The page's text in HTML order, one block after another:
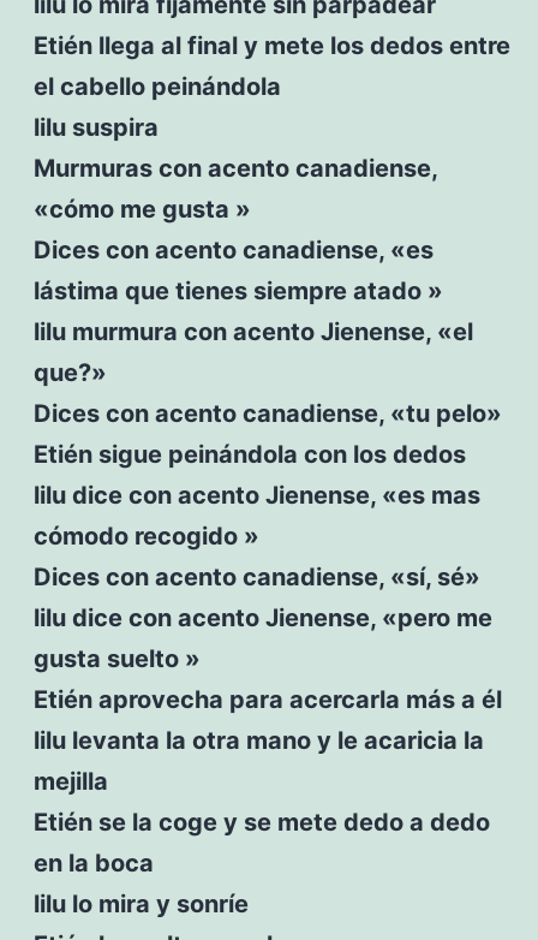
Etién llega al final y mete los dedos entre
el cabello peinándola
lilu suspira
Murmuras con acento canadiense,
«cómo me gusta »
Dices con acento canadiense, «es
lástima que tienes siempre atado »
lilu murmura con acento Jienense, «el
que?»
Dices con acento canadiense, «tu pelo»
Etién sigue peinándola con los dedos
lilu dice con acento Jienense, «es mas
cómodo recogido »
Dices con acento canadiense, «sí, sé»
lilu dice con acento Jienense, «pero me
gusta suelto »
Etién aprovecha para acercarla más a él
lilu levanta la otra mano y le acaricia la
mejilla
Etién se la coge y se mete dedo a dedo
en la boca
lilu lo mira y sonríe